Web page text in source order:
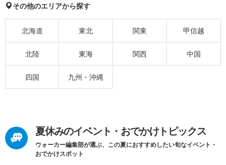
その他のエリアから探す
北海道 東北 関東 甲信越
北陸 東海 関西 中国
四国 九州・沖縄
夏休みのイベント・おでかけトピックス
ウォーカー編集部が選ぶ、この夏におすすめしたい旬なイベント・
おでかけスポット